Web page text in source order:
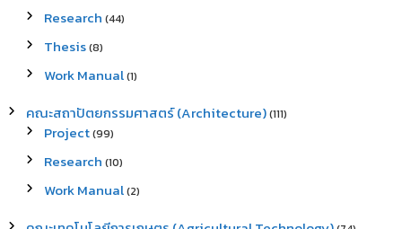
Research (44)
Thesis(8)
Work Manual(1)
คณะสถาปัตยกรรมศาสตร์ (Architecture)(111)
Project(99)
Research (10)
Work Manual(2)